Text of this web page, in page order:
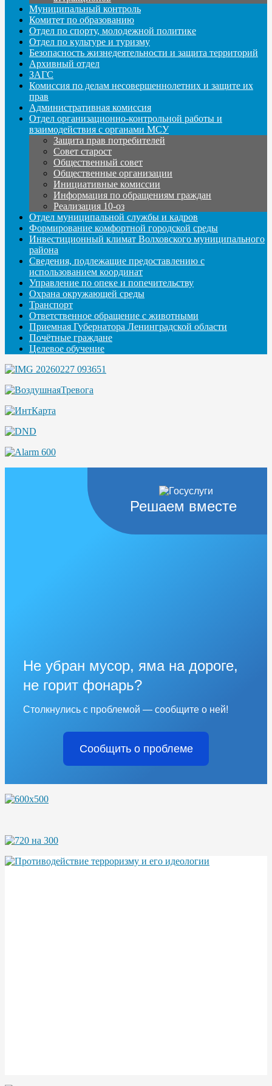
Муниципальный контроль
Комитет по образованию
Отдел по спорту, молодежной политике
Отдел по культуре и туризму
Безопасность жизнедеятельности и защита территорий
Архивный отдел
ЗАГС
Комиссия по делам несовершеннолетних и защите их
прав
Административная комиссия
Отдел организационно-контрольной работы и
взаимодействия с органами МСУ
Защита прав потребителей
Совет старост
Общественный совет
Общественные организации
Инициативные комиссии
Информация по обращениям граждан
Реализация 10-оз
Отдел муниципальной службы и кадров
Формирование комфортной городской среды
Инвестиционный климат Волховского муниципального
района
Сведения, подлежащие предоставлению с
использованием координат
Управление по опеке и попечительству
Охрана окружающей среды
Транспорт
Ответственное обращение с животными
Приемная Губернатора Ленинградской области
Почётные граждане
Целевое обучение
Решаем вместе
Не убран мусор, яма на дороге,
не горит фонарь?
Столкнулись с проблемой — сообщите о ней!
Сообщить о проблеме